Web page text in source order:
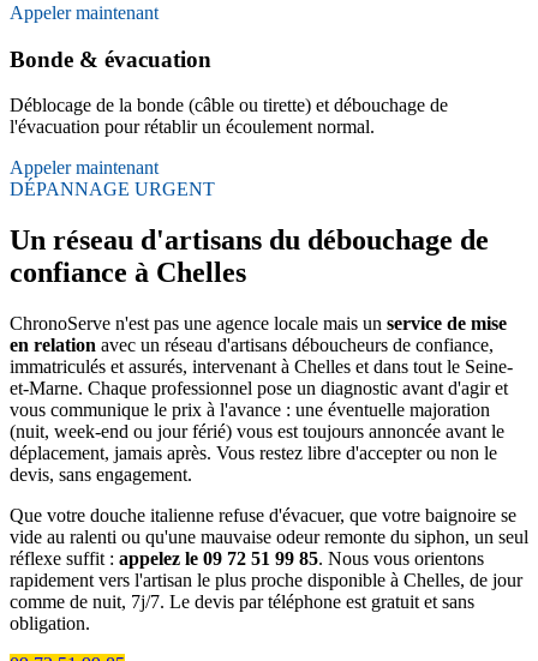
Appeler maintenant
Bonde & évacuation
Déblocage de la bonde (câble ou tirette) et débouchage de
l'évacuation pour rétablir un écoulement normal.
Appeler maintenant
DÉPANNAGE URGENT
Un réseau d'artisans du débouchage de
confiance à Chelles
ChronoServe n'est pas une agence locale mais un service de mise
en relation avec un réseau d'artisans déboucheurs de confiance,
immatriculés et assurés, intervenant à Chelles et dans tout le Seine-
et-Marne. Chaque professionnel pose un diagnostic avant d'agir et
vous communique le prix à l'avance : une éventuelle majoration
(nuit, week-end ou jour férié) vous est toujours annoncée avant le
déplacement, jamais après. Vous restez libre d'accepter ou non le
devis, sans engagement.
Que votre douche italienne refuse d'évacuer, que votre baignoire se
vide au ralenti ou qu'une mauvaise odeur remonte du siphon, un seul
réflexe suffit : appelez le 09 72 51 99 85. Nous vous orientons
rapidement vers l'artisan le plus proche disponible à Chelles, de jour
comme de nuit, 7j/7. Le devis par téléphone est gratuit et sans
obligation.